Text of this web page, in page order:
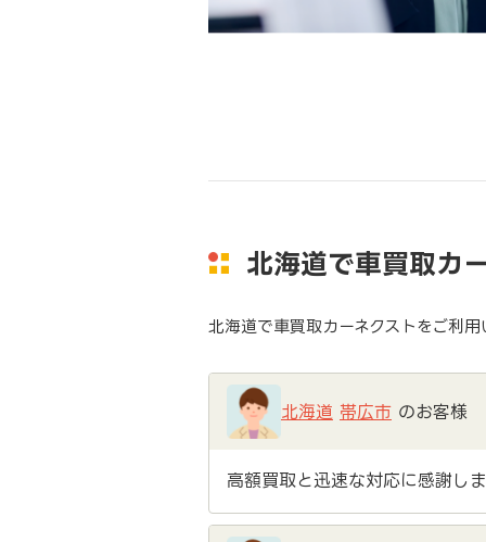
北海道で車買取カ
北海道で車買取カーネクストをご利
北海道 帯広市 のお客様
高額買取と迅速な対応に感謝し